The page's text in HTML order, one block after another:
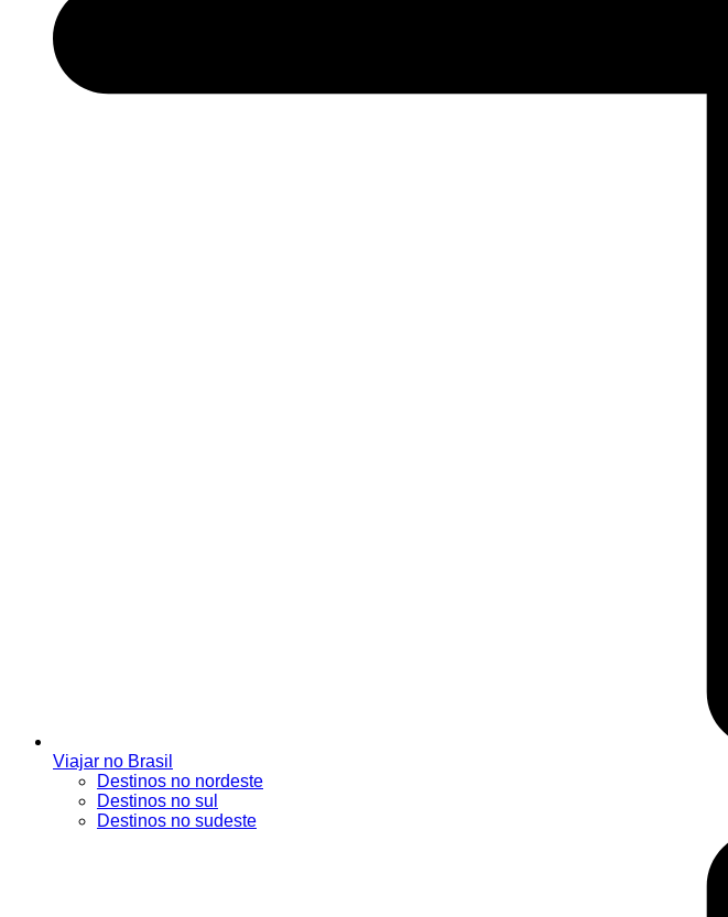
Viajar no Brasil
Destinos no nordeste
Destinos no sul
Destinos no sudeste